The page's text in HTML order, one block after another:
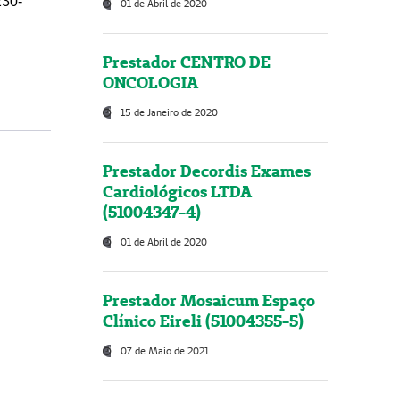
01 de Abril de 2020
Prestador CENTRO DE
ONCOLOGIA
15 de Janeiro de 2020
Prestador Decordis Exames
Cardiológicos LTDA
(51004347-4)
01 de Abril de 2020
Prestador Mosaicum Espaço
Clínico Eireli (51004355-5)
07 de Maio de 2021